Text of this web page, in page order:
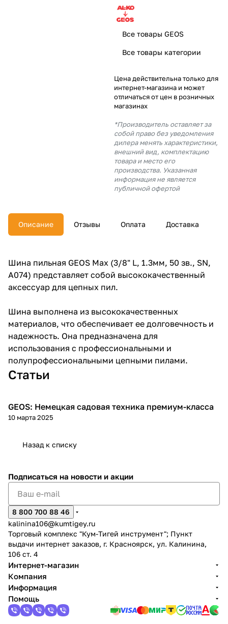
Все товары GEOS
Все товары категории
Цена действительна только для
интернет-магазина и может
отличаться от цен в розничных
магазинах
*Производитель оставляет за
собой право без уведомления
дилера менять характеристики,
внешний вид, комплектацию
товара и место его
производства. Указанная
информация не является
публичной офертой
Описание Отзывы Оплата Доставка
Шина пильная GEOS Max (3/8" L, 1.3мм, 50 зв., SN,
A074) представляет собой высококачественный
аксессуар для цепных пил.
Шина выполнена из высококачественных
материалов, что обеспечивает ее долговечность и
надежность. Она предназначена для
использования с профессиональными и
полупрофессиональными цепными пилами.
Статьи
Советы покупателям
GEOS: Немецкая садовая техника премиум-класса
10 марта 2025
Назад к списку
Подписаться на новости и акции
8 800 700 88 46
kalinina106@kumtigey.ru
Торговый комплекс "Кум-Тигей инструмент"; Пункт
выдачи интернет заказов, г. Красноярск, ул. Калинина,
106 ст. 4
Интернет-магазин
Компания
Информация
Помощь
% картой любого банка
% будут
с вашей карты
раз в 2
недели